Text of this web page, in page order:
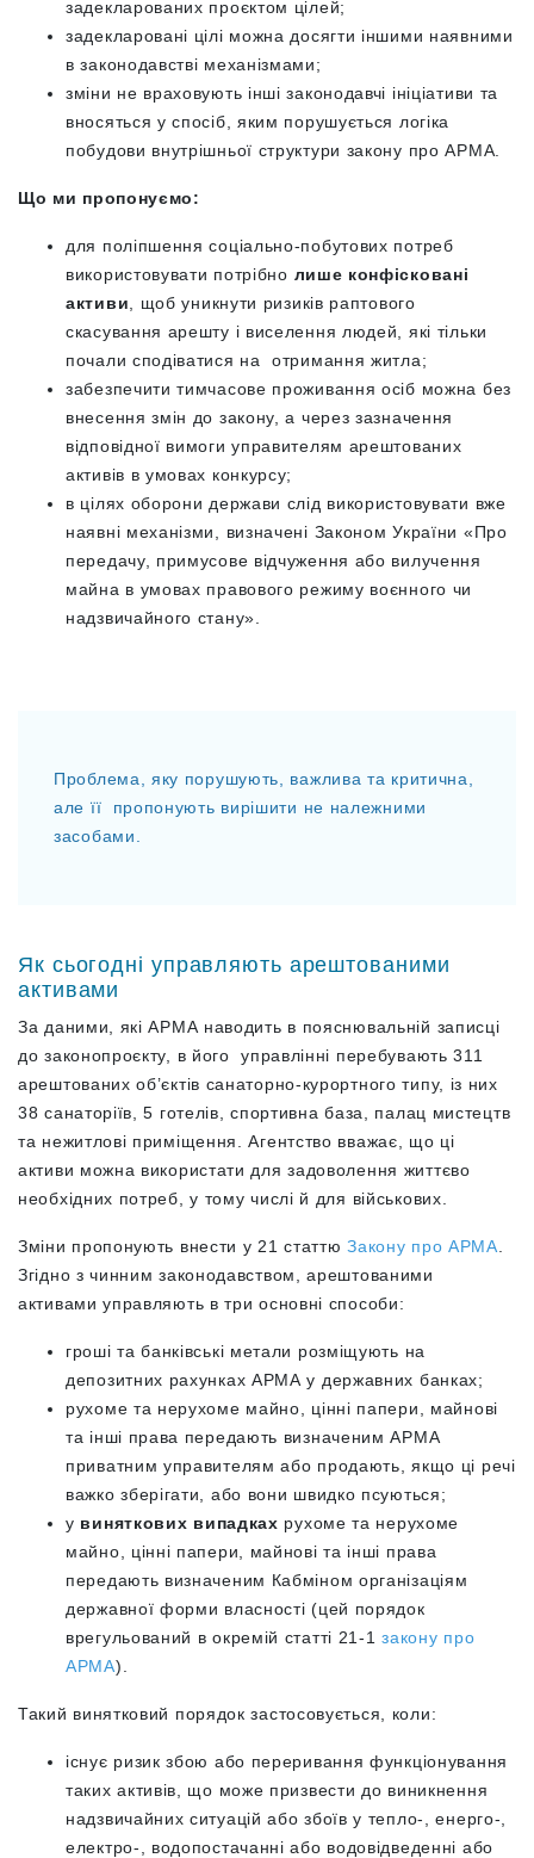
задекларованих проєктом цілей;
задекларовані цілі можна досягти іншими наявними
в законодавстві механізмами;
зміни не враховують інші законодавчі ініціативи та
вносяться у спосіб, яким порушується логіка
побудови внутрішньої структури закону про АРМА.
Що ми пропонуємо:
для поліпшення соціально-побутових потреб
використовувати потрібно лише конфісковані
активи, щоб уникнути ризиків раптового
скасування арешту і виселення людей, які тільки
почали сподіватися на отримання житла;
забезпечити тимчасове проживання осіб можна без
внесення змін до закону, а через зазначення
відповідної вимоги управителям арештованих
активів в умовах конкурсу;
в цілях оборони держави слід використовувати вже
наявні механізми, визначені Законом України «Про
передачу, примусове відчуження або вилучення
майна в умовах правового режиму воєнного чи
надзвичайного стану».
Проблема, яку порушують, важлива та критична,
але її пропонують вирішити не належними
засобами.
Як сьогодні управляють арештованими
активами
За даними, які АРМА наводить в пояснювальній записці
до законопроєкту, в його управлінні перебувають 311
арештованих об’єктів санаторно-курортного типу, із них
38 санаторіїв, 5 готелів, спортивна база, палац мистецтв
та нежитлові приміщення. Агентство вважає, що ці
активи можна використати для задоволення життєво
необхідних потреб, у тому числі й для військових.
Зміни пропонують внести у 21 статтюЗакону про АРМА.
Згідно з чинним законодавством, арештованими
активами управляють в три основні способи:
гроші та банківські метали розміщують на
депозитних рахунках АРМА у державних банках;
рухоме та нерухоме майно, цінні папери, майнові
та інші права передають визначеним АРМА
приватним управителям або продають, якщо ці речі
важко зберігати, або вони швидко псуються;
у виняткових випадках рухоме та нерухоме
майно, цінні папери, майнові та інші права
передають визначеним Кабміном організаціям
державної форми власності (цей порядок
врегульований в окремій статті 21-1закону про
АРМА).
Такий винятковий порядок застосовується, коли:
існує ризик збою або переривання функціонування
таких активів, що може призвести до виникнення
надзвичайних ситуацій або збоїв у тепло-, енерго-,
електро-, водопостачанні або водовідведенні або